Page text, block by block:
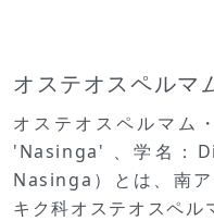
オステオスペルマ
オステオスペルマム
'Nasinga' 、学名：
Nasinga）とは、南ア
キク科オステオスペル